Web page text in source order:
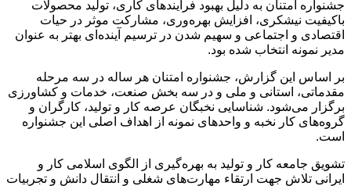
جشنواره امتنان به دلیل بهبود فرآیندهای کاری، تولید محصولات
باکیفیت نیشکری، افزایش بهره‌وری، مشارکت موثر در حیات
اقتصادی و اجتماعی و سهیم شدن در ترسیم آینده‌ای بهتر به عنوان
مدیر نمونه انتخاب شده بود.
بر اساس این گزارش، جشنواره امتنان هر ساله در سه مرحله
مقدماتی، استانی و ملی و در سه بخش صنعت، خدمات و کشاورزی
برگزار می‌شود. شناسایی نخبگان عرصه کار و تولید، کارگران و
گروه‌های کار نخبه و واحد‌های نمونه از اهداف اصلی این جشنواره
است.
تشویق جامعه کار و تولید به بهره‌گیری از الگوی اسلامی کار و
ایرانی تلاش جهت ارتقاء مهارت‌های شغلی و انتقال دانش و تجربیات